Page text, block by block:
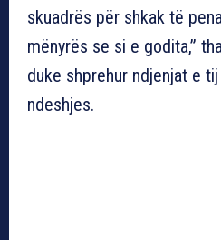
skuadrës për shkak të
mënyrës se si e godita,”
duke shprehur ndjenjat e
ndeshjes.